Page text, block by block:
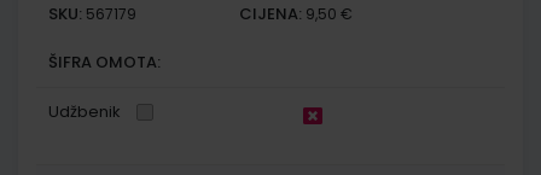
SKU: 567179 CIJENA: 9,50 €
ŠIFRA OMOTA:
Udžbenik